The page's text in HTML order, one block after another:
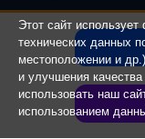
Этот сайт
технических данных
местоположении и
и улучшения
использовать наш
использованием